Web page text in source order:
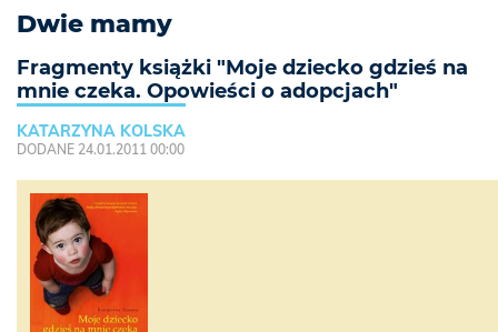
Dwie mamy
Fragmenty książki "Moje dziecko gdzieś na
mnie czeka. Opowieści o adopcjach"
KATARZYNA KOLSKA
DODANE 24.01.2011 00:00